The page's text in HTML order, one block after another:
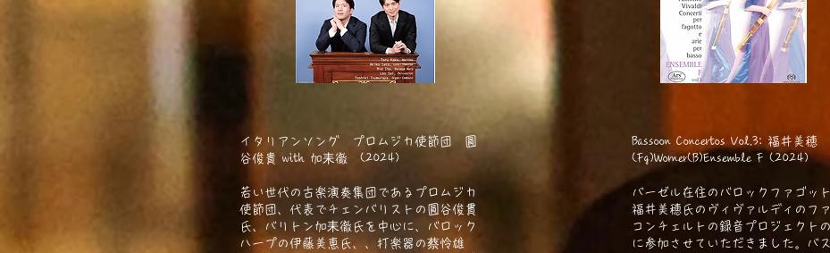
イタリアンソング プロムジカ使節団 圓
谷俊貴 with 加耒徹 (2024)
若い世代の古楽演奏集団であるプロムジカ
使節団、代表でチェンバリストの圓谷俊貫
氏、バリトン加耒徹氏を中心に、バロック
ハープの伊藤美恵氏、、打楽器の蔡怜雄
Bassoon Concertos Vol.3: 福井美穂
(Fg)Worner(B)Ensemble F (2024)
バーゼル在住のバロックファゴッ
福井美穂氏のヴィヴァルディのフ
コンチェルトの録音プロジェクト
に参加させていただきました。バ